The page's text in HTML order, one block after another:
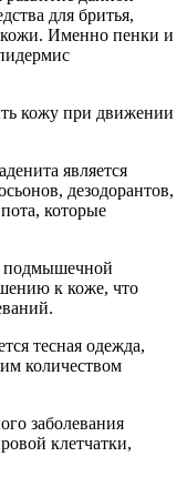
для бритья,
Именно пенки и
кожу при движении
является
дезодорантов,
которые
подмышечной
к коже, что
тесная одежда,
количеством
заболевания
клетчатки,